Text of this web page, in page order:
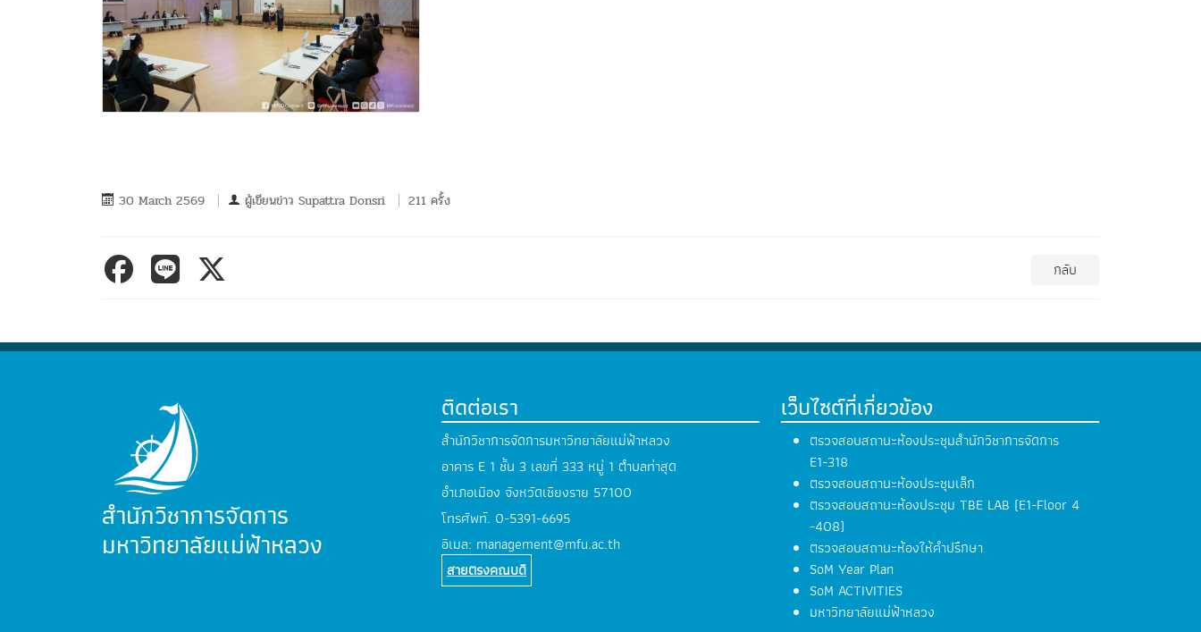
30 March 2569 ผู้เขียนข่าว Supattra Donsri 211 ครั้ง
กลับ
สำนักวิชาการจัดการ
มหาวิทยาลัยแม่ฟ้าหลวง
ติดต่อเรา
สำนักวิชาการจัดการมหาวิทยาลัยแม่ฟ้าหลวง
อาคาร E 1 ชั้น 3 เลขที่ 333 หมู่ 1 ตำบลท่าสุด
อำเภอเมือง จังหวัดเชียงราย 57100
โทรศัพท์. 0-5391-6695
อีเมล: management@mfu.ac.th
สายตรงคณบดี
เว็บไซต์ที่เกี่ยวข้อง
ตรวจสอบสถานะห้องประชุมสำนักวิชาการจัดการ
E1-318
ตรวจสอบสถานะห้องประชุมเล็ก
ตรวจสอบสถานะห้องประชุม TBE LAB (E1-Floor 4
-408)
ตรวจสอบสถานะห้องให้คำปรึกษา
SoM Year Plan
SoM ACTIVITIES
มหาวิทยาลัยแม่ฟ้าหลวง